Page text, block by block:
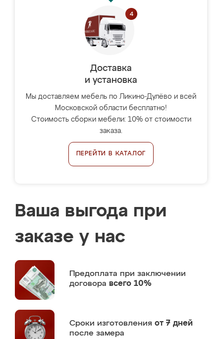
Доставка
и установка
Мы доставляем мебель по Ликино-Дулёво и всей
Московской области бесплатно!
Стоимость сборки мебели: 10% от стоимости
заказа.
ПЕРЕЙТИ В КАТАЛОГ
Ваша выгода при
заказе у нас
Предоплата при заключении
договора всего 10%
Сроки изготовления от 7 дней
после замера